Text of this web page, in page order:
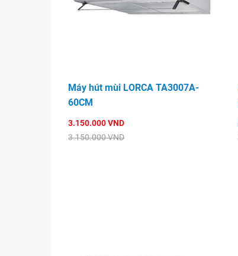
Máy hút mùi LORCA TA3007A-
60CM
3.150.000 VND
3.150.000 VND